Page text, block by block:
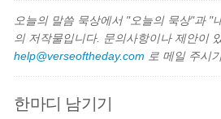
오늘의 말씀 묵상에서 "오늘의 묵상"과 "
의 저작물입니다. 문의사항이나 제안이
help@verseoftheday.com 로 메일 주시
한마디 남기기